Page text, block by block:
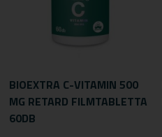
BIOEXTRA C-VITAMIN 500
MG RETARD FILMTABLETTA
60DB